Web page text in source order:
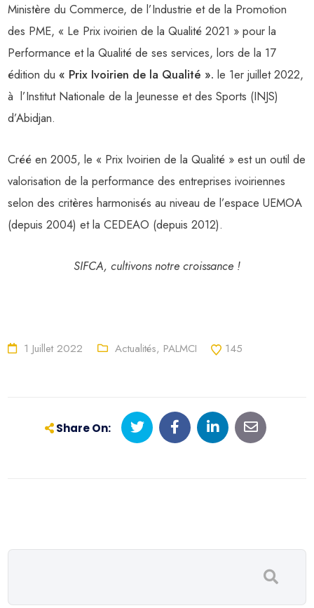
Ministère du Commerce, de l’Industrie et de la Promotion
des PME, « Le Prix ivoirien de la Qualité 2021 » pour la
Performance et la Qualité de ses services, lors de la 17
édition du« Prix Ivoirien de la Qualité ». le 1er juillet 2022,
à l’Institut Nationale de la Jeunesse et des Sports (INJS)
d’Abidjan.
Créé en 2005, le « Prix Ivoirien de la Qualité » est un outil de
valorisation de la performance des entreprises ivoiriennes
selon des critères harmonisés au niveau de l’espace UEMOA
(depuis 2004) et la CEDEAO (depuis 2012).
SIFCA, cultivons notre croissance !
1 Juillet 2022 Actualités, PALMCI 145
Share On: